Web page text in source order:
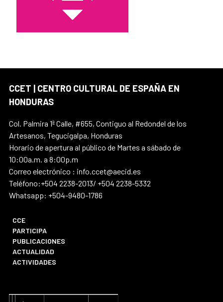
CCET | CENTRO CULTURAL DE ESPAÑA EN
HONDURAS
Col. Palmira 1ª Calle, #655, Contiguo al Redondel de los
Artesanos, Tegucigalpa, Honduras
Horario de apertura al público de Martes a sábado de
10:00a.m. a 8:00p.m
Correo electrónico : info.ccet@aecid.es
Teléfono:+504 2238-2013/ +504 2238-5332
Whatsapp: +504-9480-1786
CCE
PARTICIPA
PUBLICACIONES
ACTUALIDAD
ACTIVIDADES